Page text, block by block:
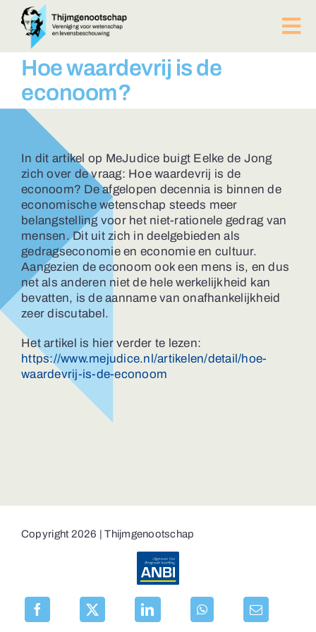
naar
inhoud
BIJEENKOMSTEN
ACTUEEL
Over ons
Afdelingen
Lid worden?
Contact
ZOEKEN
NAAR:
Hoe waardevrij is de
econoom?
In dit artikel op MeJudice buigt Eelke de Jong
zich over de vraag: Hoe waardevrij is de
econoom? De afgelopen decennia is binnen de
economische wetenschap steeds meer
belangstelling voor het niet-rationele gedrag van
mensen. Dit uit zich in deelgebieden als
gedragseconomie en economie en cultuur.
Aangezien de econoom ook een mens is, en dus
net als anderen niet de hele werkelijkheid kan
bevatten, is de aanname van onafhankelijkheid
zeer discutabel.
Het artikel is hier verder te lezen:
https://www.mejudice.nl/artikelen/detail/hoe-
waardevrij-is-de-econoom
Copyright 2026 | Thijmgenootschap